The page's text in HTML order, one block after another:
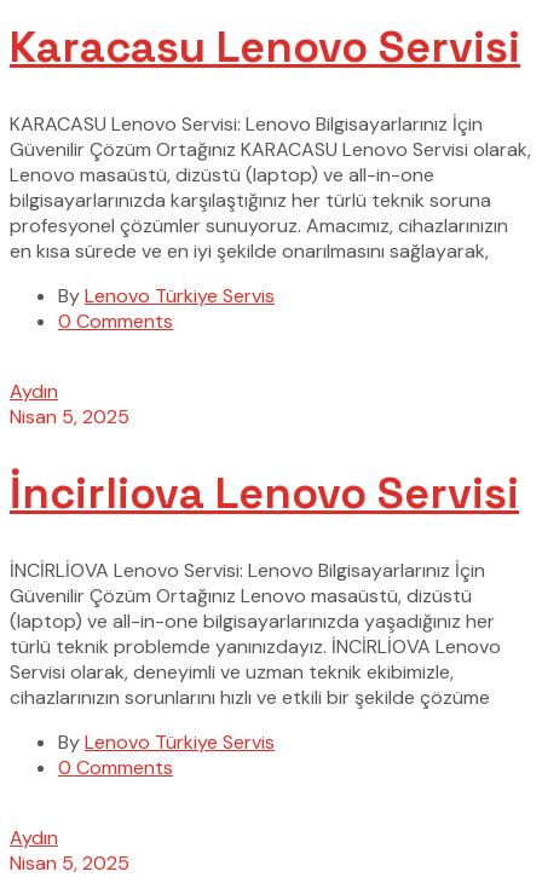
Karacasu Lenovo Servisi
KARACASU Lenovo Servisi: Lenovo Bilgisayarlarınız İçin
Güvenilir Çözüm Ortağınız KARACASU Lenovo Servisi olarak,
Lenovo masaüstü, dizüstü (laptop) ve all-in-one
bilgisayarlarınızda karşılaştığınız her türlü teknik soruna
profesyonel çözümler sunuyoruz. Amacımız, cihazlarınızın
en kısa sürede ve en iyi şekilde onarılmasını sağlayarak,
ByLenovo Türkiye Servis
0 Comments
Aydın
Nisan 5, 2025
İncirliova Lenovo Servisi
İNCİRLİOVA Lenovo Servisi: Lenovo Bilgisayarlarınız İçin
Güvenilir Çözüm Ortağınız Lenovo masaüstü, dizüstü
(laptop) ve all-in-one bilgisayarlarınızda yaşadığınız her
türlü teknik problemde yanınızdayız. İNCİRLİOVA Lenovo
Servisi olarak, deneyimli ve uzman teknik ekibimizle,
cihazlarınızın sorunlarını hızlı ve etkili bir şekilde çözüme
ByLenovo Türkiye Servis
0 Comments
Aydın
Nisan 5, 2025